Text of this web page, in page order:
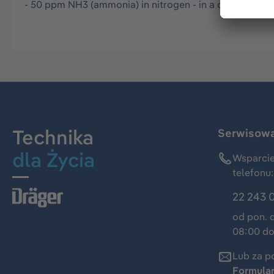
- 50 ppm NH3 (ammonia) in nitrogen - in a
Technika
dla Życia
telefonu:
22 243
od pon.
08:00
Lub za